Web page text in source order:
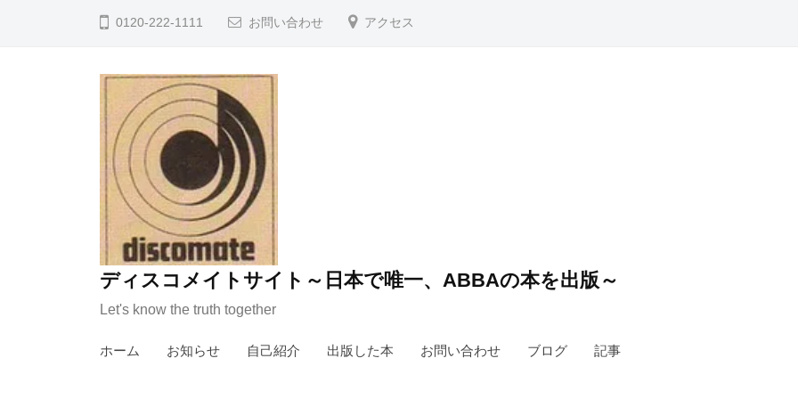
0120-222-1111 お問い合わせ アクセス
ディスコメイトサイト～日本で唯一、ABBAの本を出版～
Let's know the truth together
ホーム お知らせ 自己紹介 出版した本 お問い合わせ ブログ 記事